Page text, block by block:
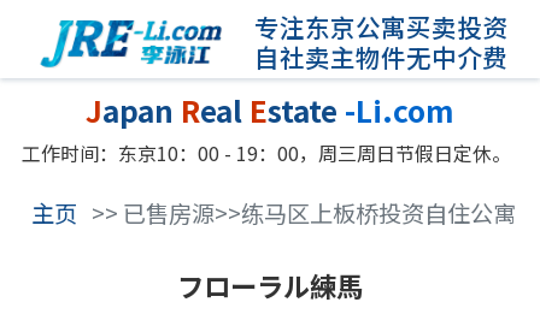
专注东京公寓买卖投资
自社卖主物件无中介费
Japan Real Estate -Li.com
工作时间：东京10：00 - 19：00，周三周日节假日定休。
主页 >> 已售房源>>练马区上板桥投资自住公寓
フローラル練馬